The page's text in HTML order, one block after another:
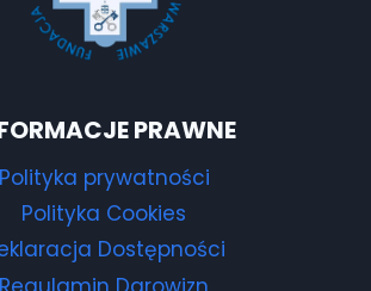
PRAWNE
Polityka prywatności
Polityka Cookies
Dostępności